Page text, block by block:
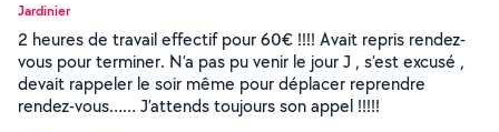
Jardinier
2 heures de travail effectif pour 60€ !!!! Avait repris rendez-
vous pour terminer. N’a pas pu venir le jour J , s’est excusé ,
devait rappeler le soir même pour déplacer reprendre
rendez-vous…… J’attends toujours son appel !!!!!